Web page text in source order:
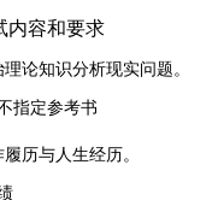
内容和要求
论知识分析现实问题。
指定参考书
历与人生经历。